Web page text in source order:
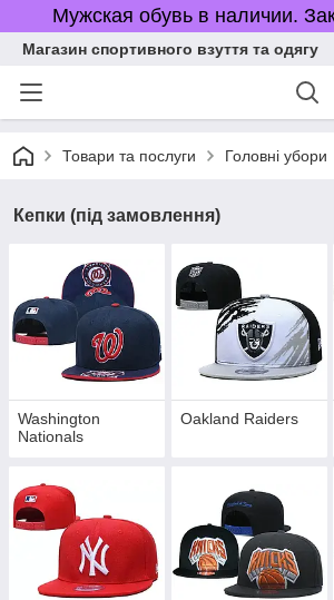
Мужская обувь в наличии.
Магазин спортивного взуття та одягу
Товари та послуги Головні убори
Кепки (під замовлення)
Washington
Nationals
Oakland Raiders